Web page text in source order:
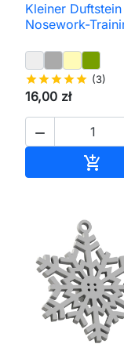
Kleiner
Nosework-
starstarstarstarstar (3)
16,00 zł

